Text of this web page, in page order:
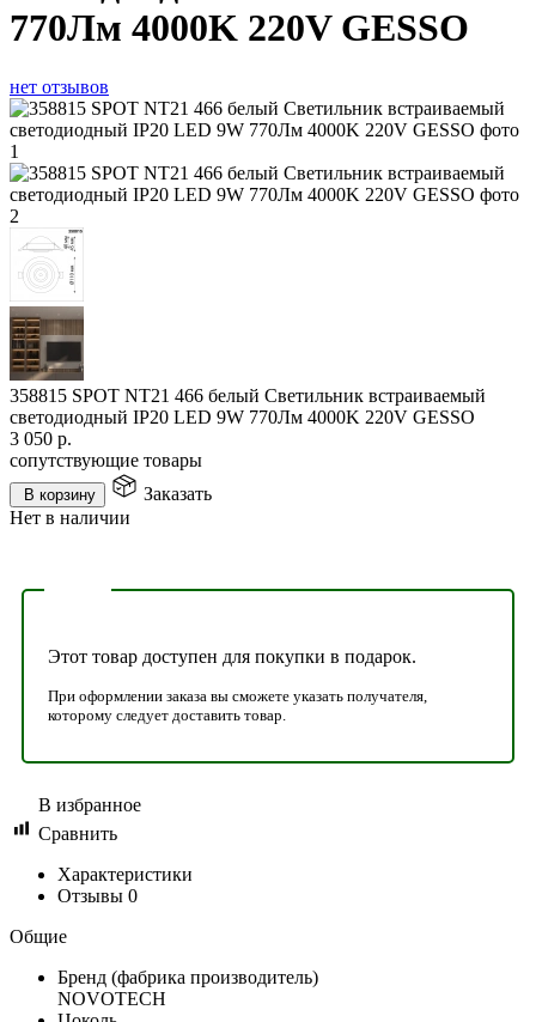
770Лм 4000K 220V GESSO
нет отзывов
358815 SPOT NT21 466 белый Светильник встраиваемый
светодиодный IP20 LED 9W 770Лм 4000K 220V GESSO
3 050 р.
сопутствующие товары
В корзину
Заказать
Нет в наличии
Этот товар доступен для покупки в подарок.
При оформлении заказа вы сможете указать получателя,
которому следует доставить товар.
В избранное
Сравнить
Характеристики
Отзывы 0
Общие
Бренд (фабрика производитель)
NOVOTECH